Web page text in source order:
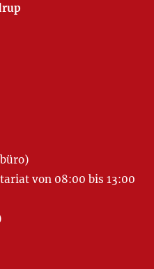
von 08:00 bis 13:00